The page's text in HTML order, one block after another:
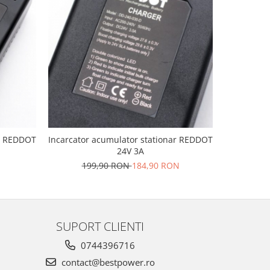
Incarcator acumulator stationar REDDOT
24V 3A
199,90 RON184,90 RON
SUPORT CLIENTI
0744396716
contact@bestpower.ro